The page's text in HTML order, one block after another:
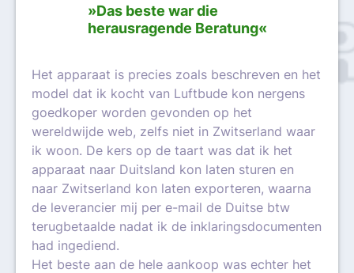
»Das beste war die
herausragende Beratung«
Het apparaat is precies zoals beschreven en het
model dat ik kocht van Luftbude kon nergens
goedkoper worden gevonden op het
wereldwijde web, zelfs niet in Zwitserland waar
ik woon. De kers op de taart was dat ik het
apparaat naar Duitsland kon laten sturen en
naar Zwitserland kon laten exporteren, waarna
de leverancier mij per e-mail de Duitse btw
terugbetaalde nadat ik de inklaringsdocumenten
had ingediend.
Het beste aan de hele aankoop was echter het